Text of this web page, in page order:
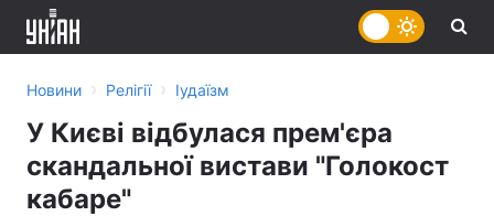
Новини › Релігії › Іудаїзм
У Києві відбулася прем'єра
скандальної вистави "Голокост
кабаре"